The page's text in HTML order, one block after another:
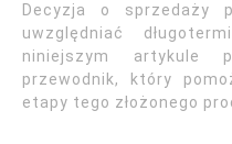
Decyzja o sprzedaży
uwzględniać
niniejszym artykule
przewodnik, który
etapy tego złożonego